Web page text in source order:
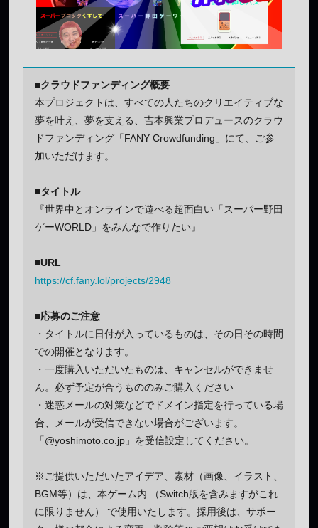
■クラウドファンディング概要
本プロジェクトは、すべての人たちのクリエイティブな
夢を叶え、夢を支える、吉本興業プロデュースのクラウ
ドファンディング「FANY Crowdfunding」にて、ご参
加いただけます。
■タイトル
『世界中とオンラインで遊べる超面白い「スーパー野田
ゲーWORLD」をみんなで作りたい』
■URL
https://cf.fany.lol/projects/2948
■応募のご注意
・タイトルに日付が入っているものは、その日その時間
での開催となります。
・一度購入いただいたものは、キャンセルができませ
ん。必ず予定が合うもののみご購入ください
・迷惑メールの対策などでドメイン指定を行っている場
合、メールが受信できない場合がございます。
「@yoshimoto.co.jp」を受信設定してください。
※ご提供いただいたアイデア、素材（画像、イラスト、
BGM等）は、本ゲーム内 （Switch版を含みますがこれ
に限りません） で使用いたします。採用後は、サポー